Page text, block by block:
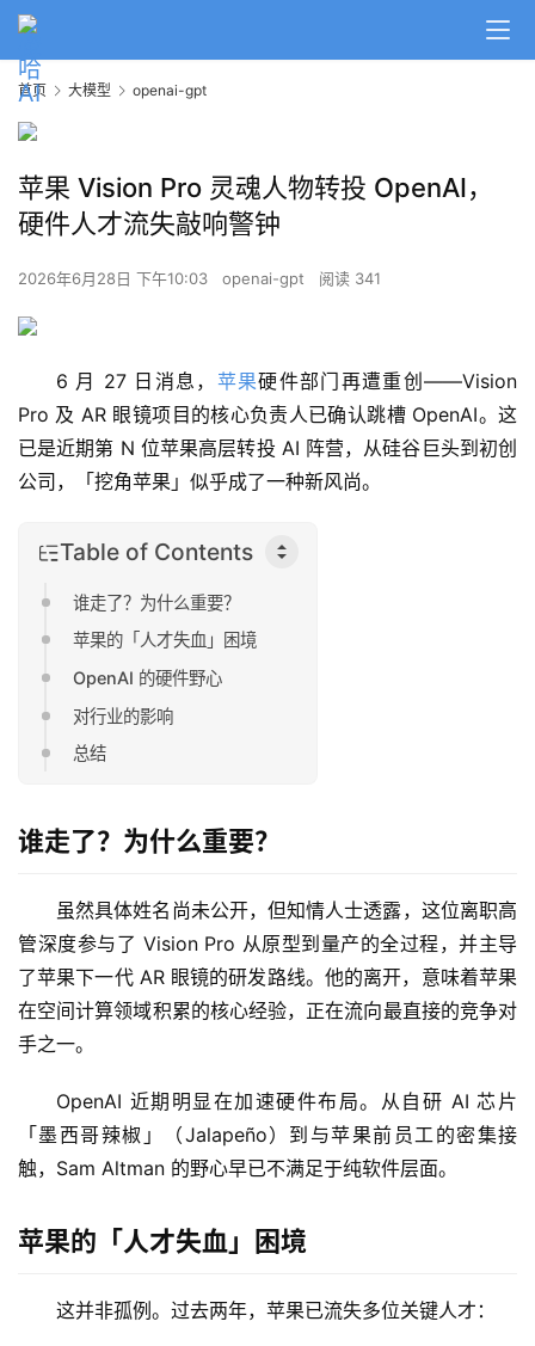
首页 大模型 openai-gpt
苹果 Vision Pro 灵魂人物转投 OpenAI，
硬件人才流失敲响警钟
2026年6月28日 下午10:03 openai-gpt 阅读 341
6 月 27 日消息， 苹果硬件部门再遭重创——Vision
Pro 及 AR 眼镜项目的核心负责人已确认跳槽 OpenAI。这
已是近期第 N 位苹果高层转投 AI 阵营，从硅谷巨头到初创
公司，「挖角苹果」似乎成了一种新风尚。
Table of Contents
谁走了？为什么重要？
苹果的「人才失血」困境
OpenAI 的硬件野心
对行业的影响
总结
谁走了？为什么重要？
虽然具体姓名尚未公开，但知情人士透露，这位离职高
管深度参与了 Vision Pro 从原型到量产的全过程，并主导
了苹果下一代 AR 眼镜的研发路线。他的离开，意味着苹果
在空间计算领域积累的核心经验，正在流向最直接的竞争对
手之一。
OpenAI 近期明显在加速硬件布局。从自研 AI 芯片
「墨西哥辣椒」（Jalapeño）到与苹果前员工的密集接
触，Sam Altman 的野心早已不满足于纯软件层面。
苹果的「人才失血」困境
这并非孤例。过去两年，苹果已流失多位关键人才：